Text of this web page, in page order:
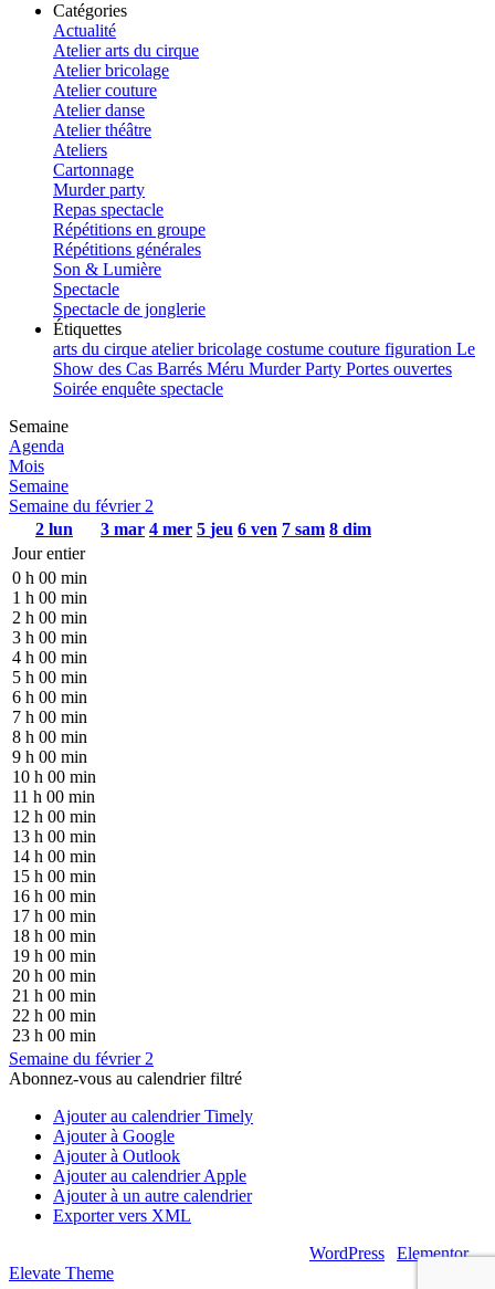
Catégories
Actualité
Atelier arts du cirque
Atelier bricolage
Atelier couture
Atelier danse
Atelier théâtre
Ateliers
Cartonnage
Murder party
Repas spectacle
Répétitions en groupe
Répétitions générales
Son & Lumière
Spectacle
Spectacle de jonglerie
Étiquettes
arts du cirque atelierbricolage costume couture figuration Le
Show des Cas Barrés Méru Murder Party Portes ouvertes
Soirée enquête spectacle
Semaine
Agenda
Mois
Semaine
Semaine du février 2
2 lun 3 mar 4 mer 5 jeu 6 ven 7 sam 8 dim
Jour entier
0 h 00 min
1 h 00 min
2 h 00 min
3 h 00 min
4 h 00 min
5 h 00 min
6 h 00 min
7 h 00 min
8 h 00 min
9 h 00 min
10 h 00 min
11 h 00 min
12 h 00 min
13 h 00 min
14 h 00 min
15 h 00 min
16 h 00 min
17 h 00 min
18 h 00 min
19 h 00 min
20 h 00 min
21 h 00 min
22 h 00 min
23 h 00 min
Semaine du février 2
Abonnez-vous au calendrier filtré
Ajouter au calendrier Timely
Ajouter à Google
Ajouter à Outlook
Ajouter au calendrier Apple
Ajouter à un autre calendrier
Exporter vers XML
WordPress Elementor|
Elevate Theme